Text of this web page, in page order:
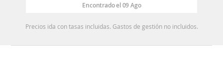
Encontrado el 09 Ago
Precios ida con tasas incluidas. Gastos de gestión no incluidos.